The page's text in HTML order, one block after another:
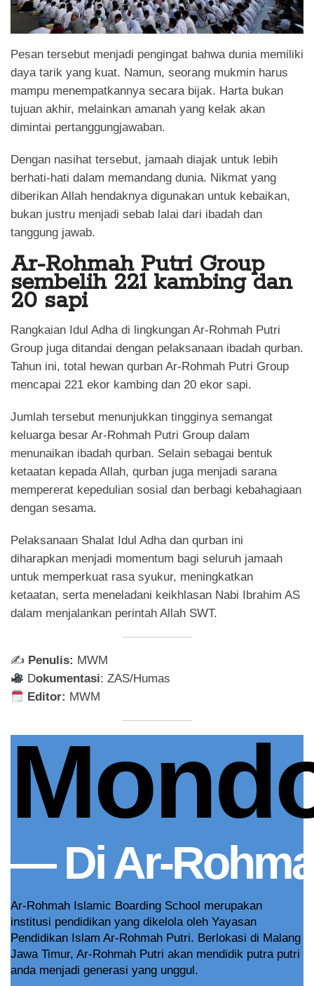
Pesan tersebut menjadi pengingat bahwa dunia memiliki
daya tarik yang kuat. Namun, seorang mukmin harus
mampu menempatkannya secara bijak. Harta bukan
tujuan akhir, melainkan amanah yang kelak akan
dimintai pertanggungjawaban.
Dengan nasihat tersebut, jamaah diajak untuk lebih
berhati-hati dalam memandang dunia. Nikmat yang
diberikan Allah hendaknya digunakan untuk kebaikan,
bukan justru menjadi sebab lalai dari ibadah dan
tanggung jawab.
Ar-Rohmah Putri Group
sembelih 221 kambing dan
20 sapi
Rangkaian Idul Adha di lingkungan Ar-Rohmah Putri
Group juga ditandai dengan pelaksanaan ibadah qurban.
Tahun ini, total hewan qurban Ar-Rohmah Putri Group
mencapai 221 ekor kambing dan 20 ekor sapi.
Jumlah tersebut menunjukkan tingginya semangat
keluarga besar Ar-Rohmah Putri Group dalam
menunaikan ibadah qurban. Selain sebagai bentuk
ketaatan kepada Allah, qurban juga menjadi sarana
mempererat kepedulian sosial dan berbagi kebahagiaan
dengan sesama.
Pelaksanaan Shalat Idul Adha dan qurban ini
diharapkan menjadi momentum bagi seluruh jamaah
untuk memperkuat rasa syukur, meningkatkan
ketaatan, serta meneladani keikhlasan Nabi Ibrahim AS
dalam menjalankan perintah Allah SWT.
✍️ Penulis: MWM
Dokumentasi: ZAS/Humas
Editor: MWM
— Di Ar-
Ar-Rohmah Islamic Boarding School merupakan
institusi pendidikan yang dikelola oleh Yayasan
Pendidikan Islam Ar-Rohmah Putri. Berlokasi di Malang
Jawa Timur, Ar-Rohmah Putri akan mendidik putra putri
anda menjadi generasi yang unggul.